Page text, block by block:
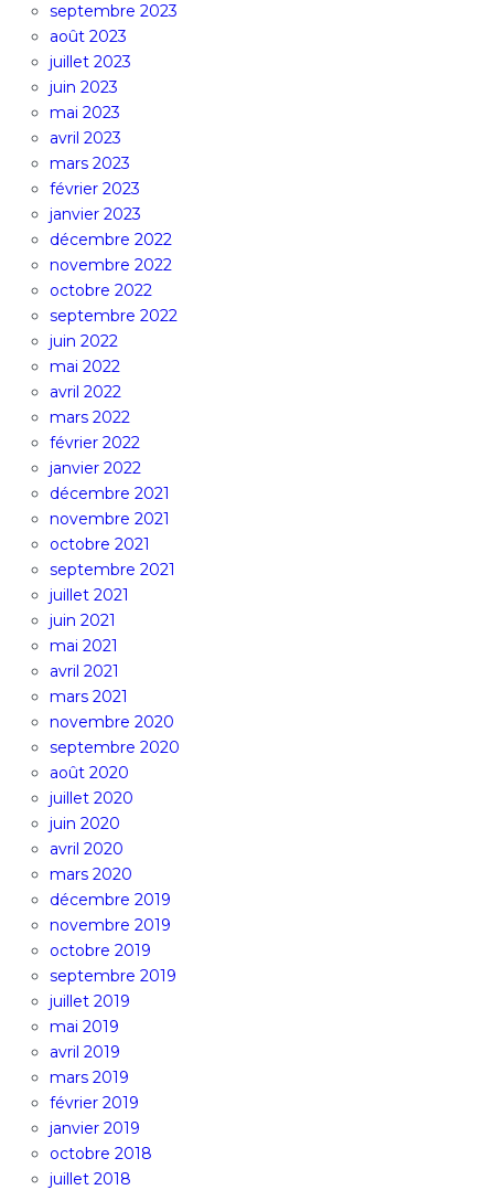
septembre 2023
août 2023
juillet 2023
juin 2023
mai 2023
avril 2023
mars 2023
février 2023
janvier 2023
décembre 2022
novembre 2022
octobre 2022
septembre 2022
juin 2022
mai 2022
avril 2022
mars 2022
février 2022
janvier 2022
décembre 2021
novembre 2021
octobre 2021
septembre 2021
juillet 2021
juin 2021
mai 2021
avril 2021
mars 2021
novembre 2020
septembre 2020
août 2020
juillet 2020
juin 2020
avril 2020
mars 2020
décembre 2019
novembre 2019
octobre 2019
septembre 2019
juillet 2019
mai 2019
avril 2019
mars 2019
février 2019
janvier 2019
octobre 2018
juillet 2018